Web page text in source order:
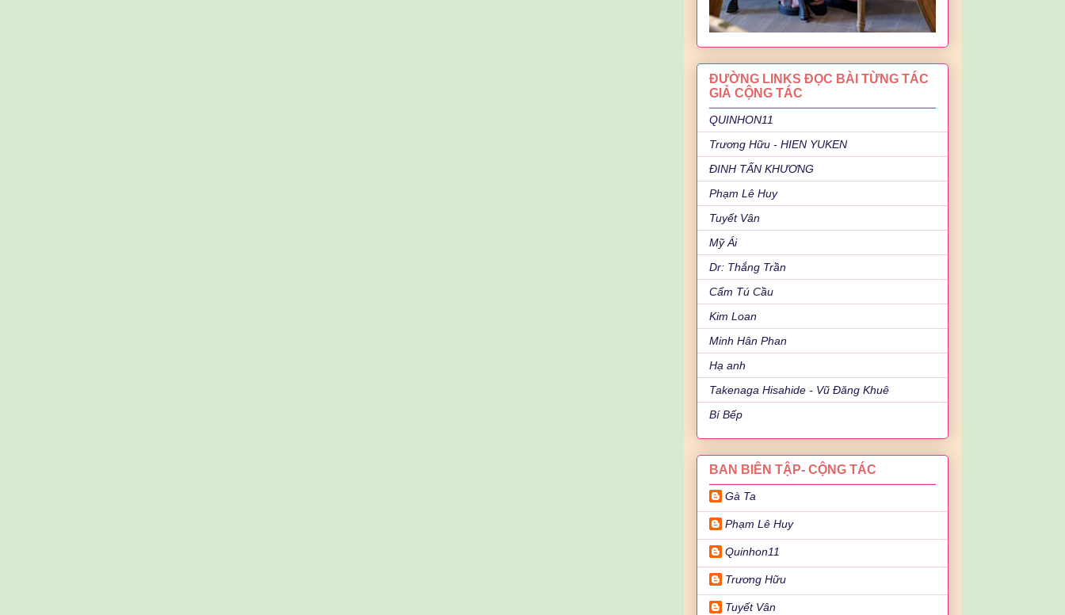
ĐƯỜNG LINKS ĐỌC BÀI TỪNG TÁC
GIẢ CỘNG TÁC
QUINHON11
Trương Hữu - HIEN YUKEN
ĐINH TẤN KHƯƠNG
Phạm Lê Huy
Tuyết Vân
Mỹ Ái
Dr: Thắng Trần
Cẩm Tú Cầu
Kim Loan
Minh Hân Phan
Hạ anh
Takenaga Hisahide - Vũ Đăng Khuê
Bí Bếp
BAN BIÊN TẬP- CỘNG TÁC
Gà Ta
Phạm Lê Huy
Quinhon11
Trương Hữu
Tuyết Vân